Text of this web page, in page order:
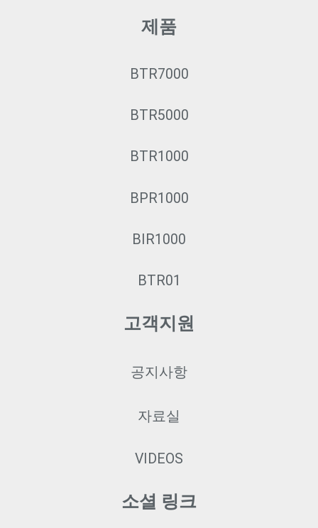
제품
BTR7000
BTR5000
BTR1000
BPR1000
BIR1000
BTR01
고객지원
공지사항
자료실
VIDEOS
소셜 링크